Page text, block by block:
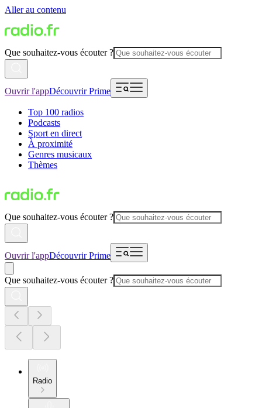
Aller au contenu
Que souhaitez-vous écouter ?
Ouvrir l'appDécouvrir Prime
Top 100 radios
Podcasts
Sport en direct
À proximité
Genres musicaux
Thèmes
Que souhaitez-vous écouter ?
Ouvrir l'appDécouvrir Prime
Que souhaitez-vous écouter ?
Radio